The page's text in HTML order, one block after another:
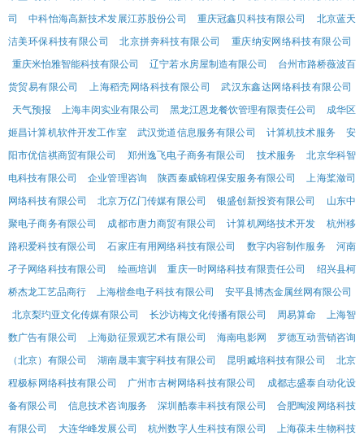
司
中科怡海高新技术发展江苏股份公司 重庆冠鑫贝科技有限公司
北京蓝天
洁美环保科技有限公司
北京拼奔科技有限公司
重庆纳安网络科技有限公司
重庆米怡雅智能科技有限公司
辽宁若水房屋制造有限公司
台州市路桥薇波百
货贸易有限公司
上海稻壳网络科技有限公司
武汉东鑫达网络科技有限公司
天气预报
上海丰闵实业有限公司 黑龙江恩龙餐饮管理有限责任公司
成华区
姬昌计算机软件开发工作室
武汉觉道信息服务有限公司 计算机技术服务
安
阳市优信祺商贸有限公司
郑州逸飞电子商务有限公司 技术服务
北京华科智
电科技有限公司
企业管理咨询 陕西秦威锦程保安服务有限公司
上海桨潋司
网络科技有限公司
北京万亿门传媒有限公司 银盛创新投资有限公司
山东中
聚电子商务有限公司
成都市唐力商贸有限公司 计算机网络技术开发
杭州移
路积爱科技有限公司
石家庄有用网络科技有限公司 数字内容制作服务
河南
孑子网络科技有限公司
绘画培训 重庆一时网络科技有限责任公司
绍兴县柯
桥杰龙工艺品商行
上海楷叁电子科技有限公司
安平县博杰金属丝网有限公司
北京梨玓亚文化传媒有限公司
长沙访梅文化传播有限公司 周易算命
上海智
数广告有限公司
上海勋征景观艺术有限公司 海南电影网
罗德互动营销咨询
（北京）有限公司
湖南晟丰寰宇科技有限公司 昆明臧培科技有限公司
北京
程极标网络科技有限公司
广州市古树网络科技有限公司
成都志盛泰自动化设
备有限公司
信息技术咨询服务 深圳酷泰丰科技有限公司
合肥啕浚网络科技
有限公司
大连华峰发展公司 杭州数字人生科技有限公司 上海葆未生物科技